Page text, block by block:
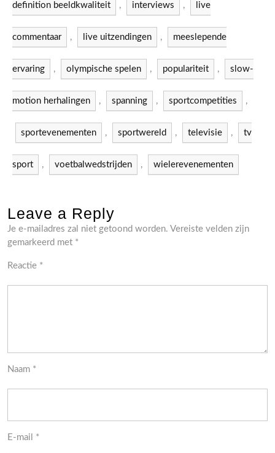
definition beeldkwaliteit , interviews , live
commentaar , live uitzendingen , meeslepende
ervaring , olympische spelen , populariteit , slow-
motion herhalingen , spanning , sportcompetities ,
sportevenementen , sportwereld , televisie , tv
sport , voetbalwedstrijden , wielerevenementen
Leave a Reply
Je e-mailadres zal niet getoond worden. Vereiste velden zijn
gemarkeerd met *
Reactie *
Naam *
E-mail *